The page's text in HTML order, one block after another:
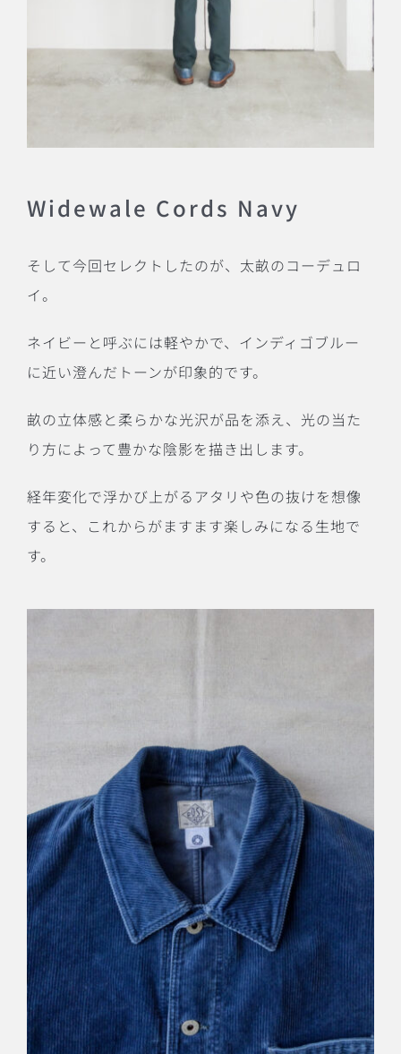
Widewale Cords Navy
そして今回セレクトしたのが、太畝のコーデュロ
イ。
ネイビーと呼ぶには軽やかで、インディゴブルー
に近い澄んだトーンが印象的です。
畝の立体感と柔らかな光沢が品を添え、光の当た
り方によって豊かな陰影を描き出します。
経年変化で浮かび上がるアタリや色の抜けを想像
すると、これからがますます楽しみになる生地で
す。